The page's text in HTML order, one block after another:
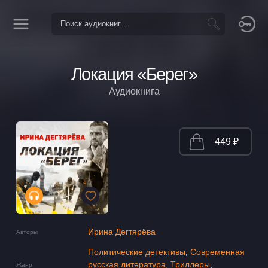
Локация «Берег»
Аудиокнига
Авторы Ирина Дегтярёва
Жанр
Политические детективы Современная
русская литература Триллеры
449 ₽